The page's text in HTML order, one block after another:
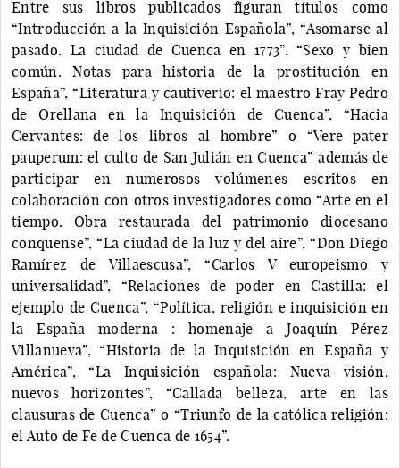
Entre sus libros publicados figuran títulos como
“Introducción a la Inquisición Española”, “Asomarse al
pasado. La ciudad de Cuenca en 1773”, “Sexo y bien
común. Notas para historia de la prostitución en
España”, “Literatura y cautiverio: el maestro Fray Pedro
de Orellana en la Inquisición de Cuenca”, “Hacia
Cervantes: de los libros al hombre” o “Vere pater
pauperum: el culto de San Julián en Cuenca” además de
participar en numerosos volúmenes escritos en
colaboración con otros investigadores como “Arte en el
tiempo. Obra restaurada del patrimonio diocesano
conquense”, “La ciudad de la luz y del aire”, “Don Diego
Ramírez de Villaescusa”, “Carlos V europeismo y
universalidad”, “Relaciones de poder en Castilla: el
ejemplo de Cuenca”, “Política, religión e inquisición en
la España moderna : homenaje a Joaquín Pérez
Villanueva”, “Historia de la Inquisición en España y
América”, “La Inquisición española: Nueva visión,
nuevos horizontes”, “Callada belleza, arte en las
clausuras de Cuenca” o “Triunfo de la católica religión:
el Auto de Fe de Cuenca de 1654”.